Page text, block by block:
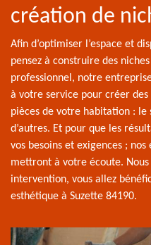
création de
Afin d’optimiser l’espace et
pensez à construire des
professionnel, notre
à votre service pour créer
pièces de votre habitation : le
d’autres. Et pour que les
vos besoins et exigences ;
mettront à votre écoute. Nous
intervention, vous allez
esthétique à Suzette 84190.